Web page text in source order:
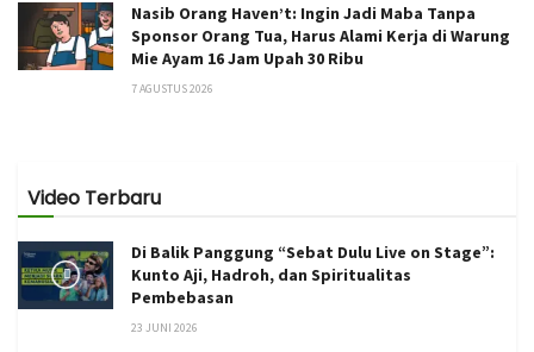
Nasib Orang Haven’t: Ingin Jadi Maba Tanpa
Sponsor Orang Tua, Harus Alami Kerja di Warung
Mie Ayam 16 Jam Upah 30 Ribu
7 AGUSTUS 2026
Video Terbaru
Di Balik Panggung “Sebat Dulu Live on Stage”:
Kunto Aji, Hadroh, dan Spiritualitas
Pembebasan
23 JUNI 2026